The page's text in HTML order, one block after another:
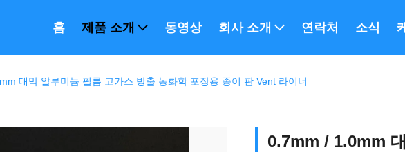
홈 제품 소개 동영상 회사 소개 연락처 소식
대막 알루미늄 필름 고가스 방출 농화학 포장용 종이 판 Vent 라이너
0.7mm / 1.0mm